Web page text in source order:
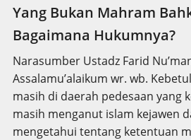
Yang Bukan Mahram
Bagaimana Hukumnya?
Narasumber Ustadz Farid
Assalamu’alaikum wr. wb.
masih di daerah pedesaan yang
masih menganut islam kejawen
mengetahui tentang ketentuan